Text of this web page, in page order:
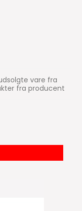
vare fra
fra producent